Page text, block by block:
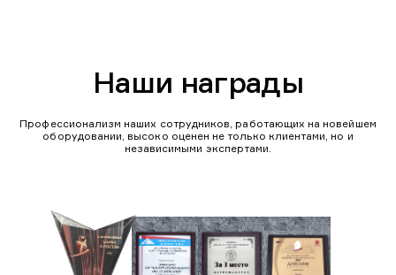
Наши награды
Профессионализм наших сотрудников, работающих на новейшем
оборудовании, высоко оценен не только клиентами, но и
независимыми экспертами.